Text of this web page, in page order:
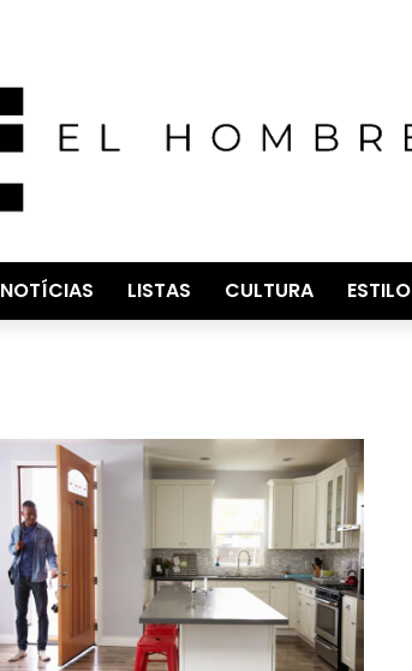
NOTÍCIAS LISTAS CULTURA ESTILO